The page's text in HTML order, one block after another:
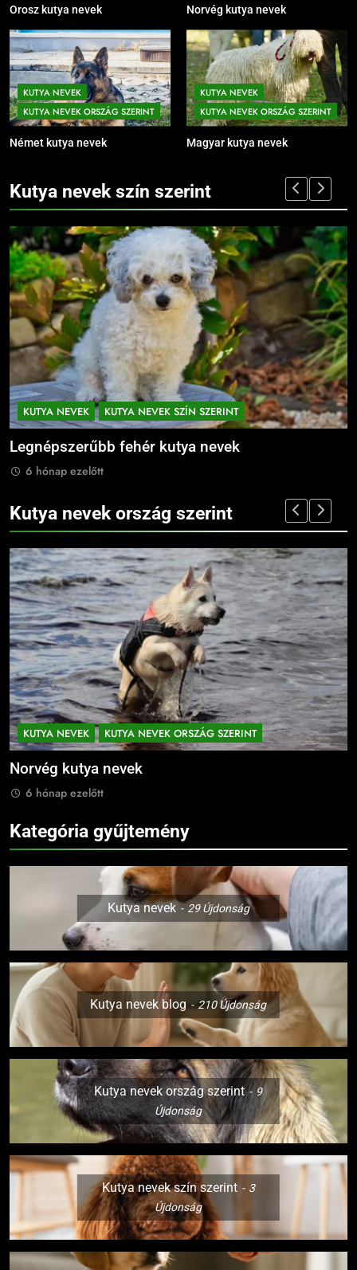
Orosz kutya nevek Norvég kutya nevek
KUTYA NEVEK
KUTYA NEVEK ORSZÁG SZERINT
Német kutya nevek
KUTYA NEVEK
KUTYA NEVEK ORSZÁG SZERINT
Magyar kutya nevek
Kutya nevek szín szerint
KUTYA NEVEK KUTYA NEVEK SZÍN SZERINT
Legnépszerűbb fehér kutya nevek
6 hónap ezelőtt
Kutya nevek ország szerint
KUTYA NEVEK KUTYA NEVEK ORSZÁG SZERINT
Norvég kutya nevek
6 hónap ezelőtt
Kategória gyűjtemény
Kutya nevek 29Újdonság
Kutya nevek blog 210Újdonság
Kutya nevek ország szerint
9
Újdonság
Kutya nevek szín szerint
3
Újdonság